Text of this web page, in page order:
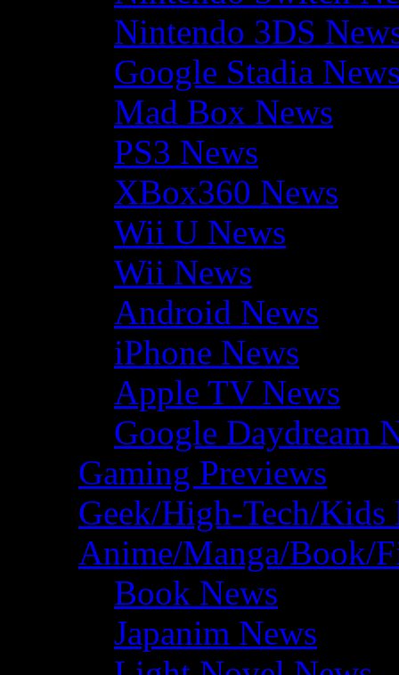
Nintendo 3DS
Google Stadia
Mad Box News
PS3 News
XBox360 News
Wii U News
Wii News
Android News
iPhone News
Apple TV News
Google Daydream
Gaming Previews
Geek/High-Tech/Kids
Anime/Manga/Book/
Book News
Japanim News